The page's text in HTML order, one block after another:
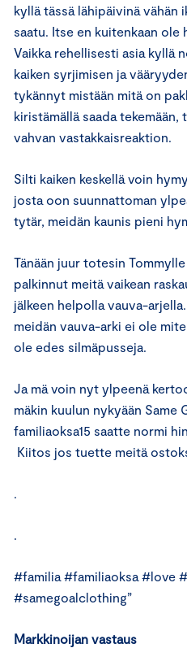
kyllä tässä lähipäivinä vähän
saatu. Itse en kuitenkaan ole
Vaikka rehellisesti asia kyllä
kaiken syrjimisen ja
tykännyt mistään mitä on
kiristämällä saada
vahvan vastakkaisreaktion.
Silti kaiken keskellä voin
josta oon suunnattoman
tytär, meidän kaunis pieni
Tänään juur totesin
palkinnut meitä vaikean
jälkeen helpolla vauva-
meidän vauva-arki ei ole
ole edes silmäpusseja.
Ja mä voin nyt ylpeenä
mäkin kuulun nykyään Same
familiaoksa15 saatte normi
Kiitos jos tuette meitä
.
.
#familia #familiaoksa #love
#samegoalclothing”
Markkinoijan vastaus